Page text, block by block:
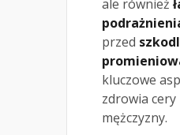
ale również
przed
kluczowe
zdrowia cery
mężczyzny.